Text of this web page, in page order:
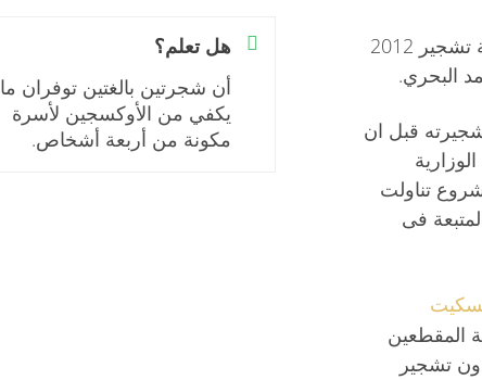
بدأت في نواكشوط العاصمة الموريتانية صباح اليوم الجمعة حملة تشجير 2012
البحري.
قبل ان
تناولت
فى
المقطعين
لاتزال منها حوالى 70 هكتار دون تشجير
هل تعلم؟
أن شجرتين بالغتين توفران ما
يكفي من الأوكسجين لأسرة
مكونة من أربعة أشخاص.